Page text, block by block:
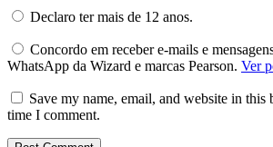
Declaro ter mais de 12 anos.
Concordo em receber e-mails e
WhatsApp da Wizard e marcas Pearson. Ver
Save my name, email, and website in this
time I comment.